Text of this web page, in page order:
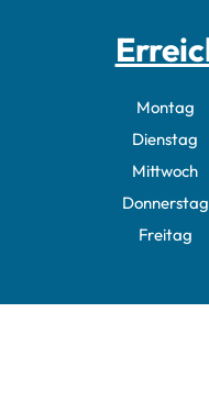
Montag
Dienstag
Mittwoch
Donnerstag
Freitag